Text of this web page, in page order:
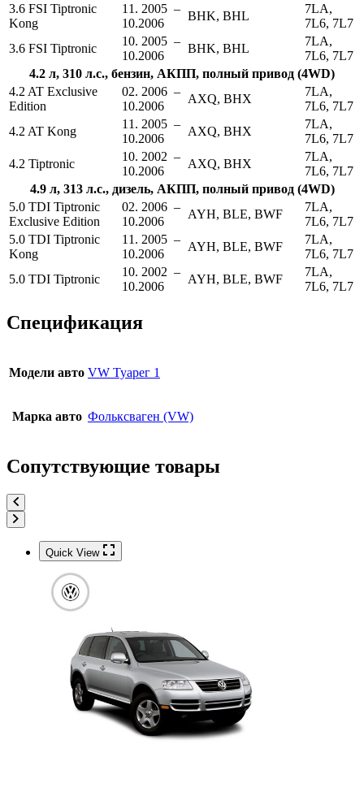
3.6 FSI Tiptronic
Kong
11. 2005 –
10.2006
BHK, BHL
7LA,
7L6, 7L7
3.6 FSI Tiptronic
10. 2005 –
10.2006
BHK, BHL
7LA,
7L6, 7L7
4.2 л, 310 л.с., бензин, АКПП, полный привод (4WD)
4.2 AT Exclusive
Edition
02. 2006 –
10.2006
AXQ, BHX
7LA,
7L6, 7L7
4.2 AT Kong
11. 2005 –
10.2006
AXQ, BHX
7LA,
7L6, 7L7
4.2 Tiptronic
10. 2002 –
10.2006
AXQ, BHX
7LA,
7L6, 7L7
4.9 л, 313 л.с., дизель, АКПП, полный привод (4WD)
5.0 TDI Tiptronic
Exclusive Edition
02. 2006 –
10.2006
AYH, BLE, BWF
7LA,
7L6, 7L7
5.0 TDI Tiptronic
Kong
11. 2005 –
10.2006
AYH, BLE, BWF
7LA,
7L6, 7L7
5.0 TDI Tiptronic
10. 2002 –
10.2006
AYH, BLE, BWF
7LA,
7L6, 7L7
Спецификация
Модели авто VW Туарег 1
Марка авто Фольксваген (VW)
Сопутствующие товары
Quick View